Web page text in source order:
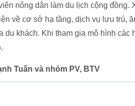
nông dân làm du lịch cộng đồng.
về cơ sở hạ tầng, dịch vụ lưu trú,
du khách. Khi tham gia mô hình
Tuấn và nhóm PV, BTV